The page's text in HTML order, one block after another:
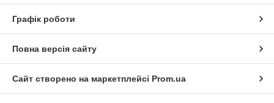
Графік роботи
Повна версія сайту
Сайт створено на маркетплейсі Prom.ua